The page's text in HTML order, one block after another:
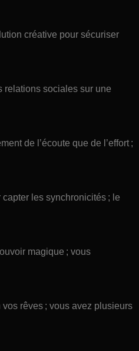
créative pour sécuriser
relations sociales sur une
de l’écoute que de l’effort ;
les synchronicités ; le
magique ; vous
vos rêves ; vous avez plusieurs